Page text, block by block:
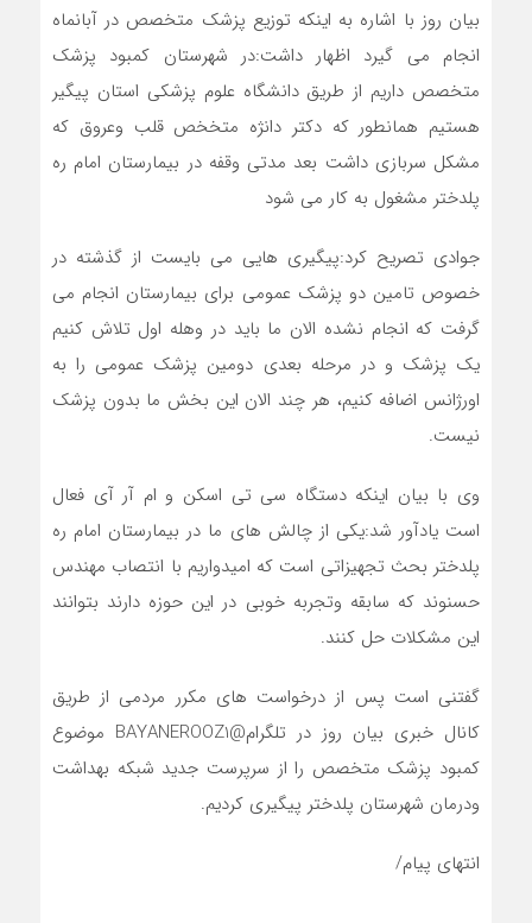
بیان روز با اشاره به اینکه توزیع پزشک متخصص در آبانماه
انجام می گیرد اظهار داشت:در شهرستان کمبود پزشک
متخصص داریم از طریق دانشگاه علوم پزشکی استان پیگیر
هستیم همانطور که دکتر دانژه متخخص قلب وعروق که
مشکل سربازی داشت بعد مدتی وقفه در بیمارستان امام ره
پلدختر مشغول به کار می شود
جوادی تصریح کرد:پیگیری هایی می بایست از گذشته در
خصوص تامین دو پزشک عمومی برای بیمارستان انجام می
گرفت که انجام نشده الان ما باید در وهله اول تلاش کنیم
یک پزشک و در مرحله بعدی دومین پزشک عمومی را به
اورژانس اضافه کنیم، هر چند الان این بخش ما بدون پزشک
نیست.
وی با بیان اینکه دستگاه سی تی اسکن و ام آر آی فعال
است یادآور شد:یکی از چالش های ما در بیمارستان امام ره
پلدختر بحث تجهیزاتی است که امیدواریم با انتصاب مهندس
حسنوند که سابقه وتجربه خوبی در این حوزه دارند بتوانند
این مشکلات حل کنند.
گفتنی است پس از درخواست های مکرر مردمی از طریق
کانال خبری بیان روز در تلگرام@BAYANEROOZ1 موضوع
کمبود پزشک متخصص را از سرپرست جدید شبکه بهداشت
ودرمان شهرستان پلدختر پیگیری کردیم.
انتهای پیام/